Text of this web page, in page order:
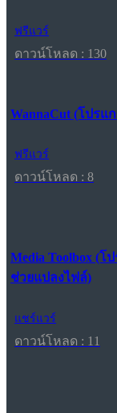
ฟรีแวร์
ดาวน์โหลด : 130
WannaCut (โปรแ
ฟรีแวร์
ดาวน์โหลด : 8
Media Toolbox (
ช่วยแปลงไฟล์)
แชร์แวร์
ดาวน์โหลด : 11